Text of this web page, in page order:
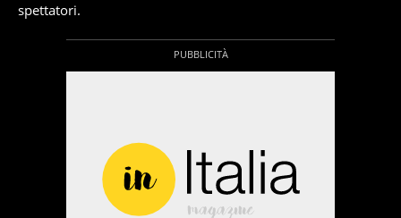
spettatori.